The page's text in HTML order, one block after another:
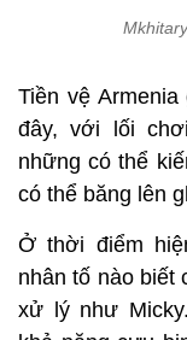
Tiền vệ
đây, với lối
những có thể
có thể băng lên
Ở thời điểm
nhân tố nào biết
xử lý như